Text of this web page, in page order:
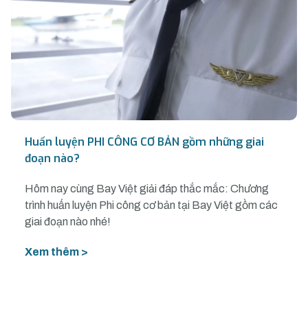
Huấn luyện PHI CÔNG CƠ BẢN gồm những giai
đoạn nào?
Hôm nay cùng Bay Việt giải đáp thắc mắc: Chương
trình huấn luyện Phi công cơ bản tại Bay Việt gồm các
giai đoạn nào nhé!
Xem thêm >